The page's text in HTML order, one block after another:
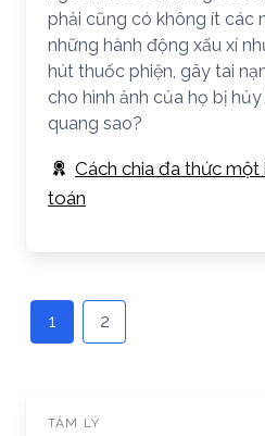
phải cũng có không ít các
những hành động xấu xí
hút thuốc phiện, gây tai
cho hình ảnh của họ bị
quang sao?
Cách chia đa thức
toán
1 2
TÂM LÝ